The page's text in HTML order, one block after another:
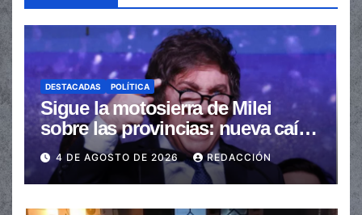
DESTACADAS POLÍTICA
Sigue la motosierra de Milei
sobre las provincias: nueva caída
de las transferencias no
automáticas
4 DE AGOSTO DE 2026 REDACCIÓN